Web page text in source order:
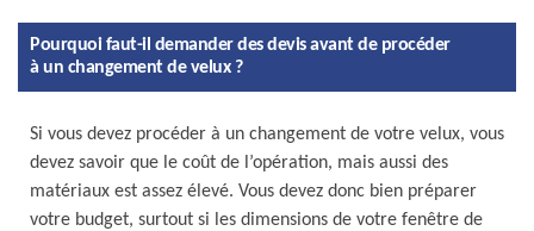
Pourquoi faut-il demander des devis avant de procéder
à un changement de velux ?
Si vous devez procéder à un changement de votre velux, vous
devez savoir que le coût de l’opération, mais aussi des
matériaux est assez élevé. Vous devez donc bien préparer
votre budget, surtout si les dimensions de votre fenêtre de